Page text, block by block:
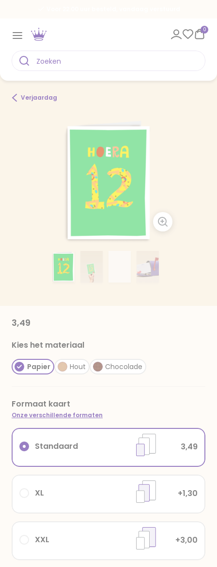
0
Verjaardag
3,49
Kies het materiaal
Papier Hout Chocolade
Formaat kaart
Onze verschillende formaten
XXL +3,00
XL +1,30
Standaard 3,49